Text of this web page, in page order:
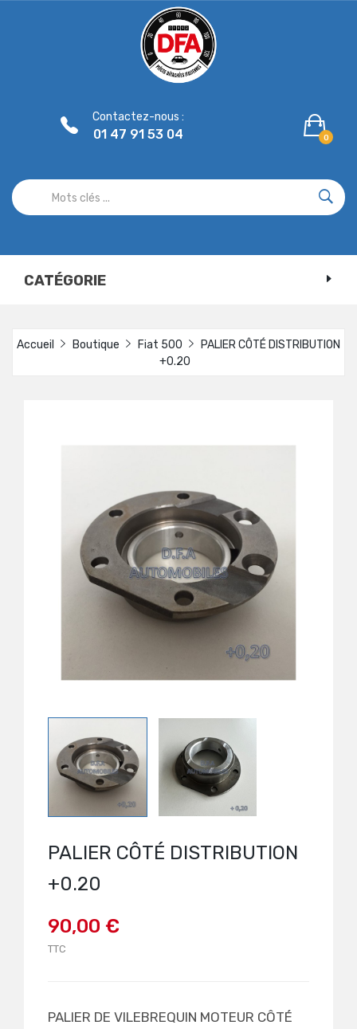
0
Contactez-nous :
01 47 91 53 04
CATÉGORIE
Accueil Boutique Fiat 500
PALIER CÔTÉ DISTRIBUTION
+0.20
PALIER CÔTÉ DISTRIBUTION
+0.20
90,00 €
TTC
PALIER DE VILEBREQUIN MOTEUR CÔTÉ
Panneau de gestion des cookies